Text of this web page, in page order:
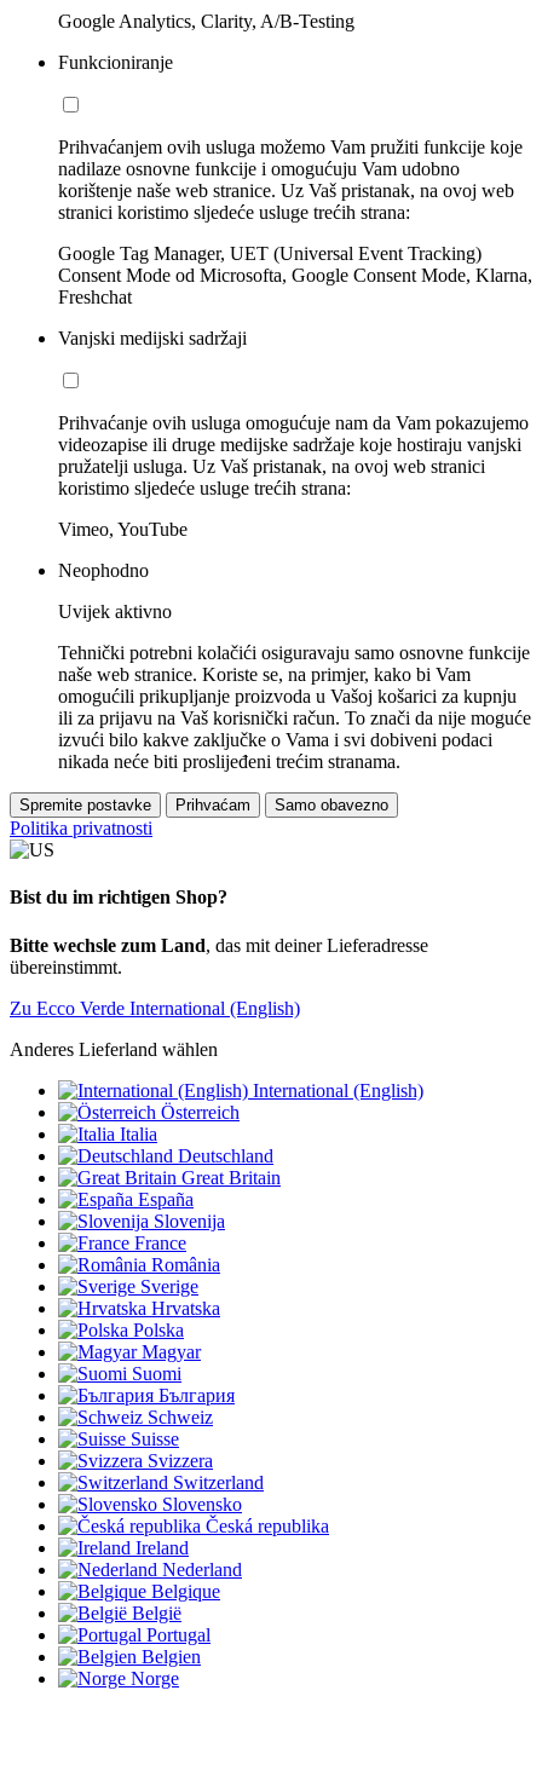
Google Analytics, Clarity, A/B-Testing
Funkcioniranje
Prihvaćanjem ovih usluga možemo Vam pružiti funkcije koje
nadilaze osnovne funkcije i omogućuju Vam udobno
korištenje naše web stranice. Uz Vaš pristanak, na ovoj web
stranici koristimo sljedeće usluge trećih strana:
Google Tag Manager, UET (Universal Event Tracking)
Consent Mode od Microsofta, Google Consent Mode, Klarna,
Freshchat
Vanjski medijski sadržaji
Prihvaćanje ovih usluga omogućuje nam da Vam pokazujemo
videozapise ili druge medijske sadržaje koje hostiraju vanjski
pružatelji usluga. Uz Vaš pristanak, na ovoj web stranici
koristimo sljedeće usluge trećih strana:
Vimeo, YouTube
Neophodno
Uvijek aktivno
Tehnički potrebni kolačići osiguravaju samo osnovne funkcije
naše web stranice. Koriste se, na primjer, kako bi Vam
omogućili prikupljanje proizvoda u Vašoj košarici za kupnju
ili za prijavu na Vaš korisnički račun. To znači da nije moguće
izvući bilo kakve zaključke o Vama i svi dobiveni podaci
nikada neće biti proslijeđeni trećim stranama.
Spremite postavke Prihvaćam Samo obavezno
Politika privatnosti
Bist du im richtigen Shop?
Bitte wechsle zum Land, das mit deiner Lieferadresse
übereinstimmt.
Zu Ecco Verde International (English)
Anderes Lieferland wählen
International (English)
Österreich
Italia
Deutschland
Great Britain
España
Slovenija
France
România
Sverige
Hrvatska
Polska
Magyar
Suomi
България
Schweiz
Suisse
Svizzera
Switzerland
Slovensko
Česká republika
Ireland
Nederland
Belgique
België
Portugal
Belgien
Norge